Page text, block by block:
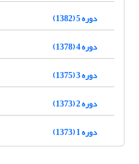
دوره 5 (1382)
دوره 4 (1378)
دوره 3 (1375)
دوره 2 (1373)
دوره 1 (1373)